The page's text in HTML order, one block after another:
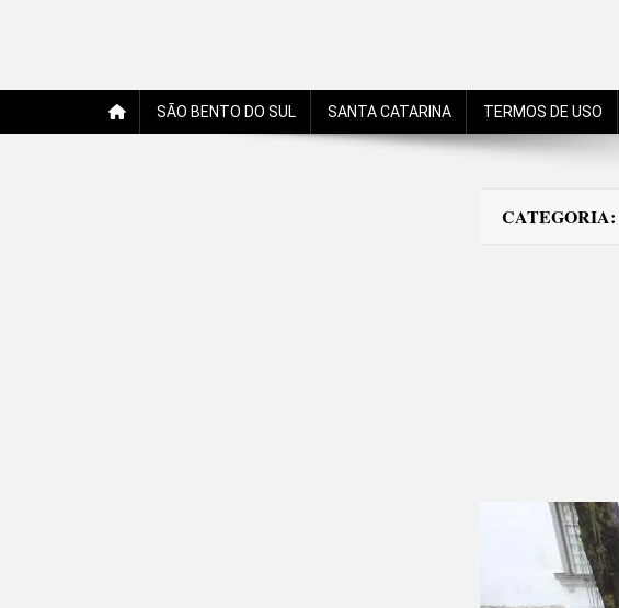
SÃO BENTO DO SUL SANTA CATARINA TERMOS DE USO
CATEGORIA: